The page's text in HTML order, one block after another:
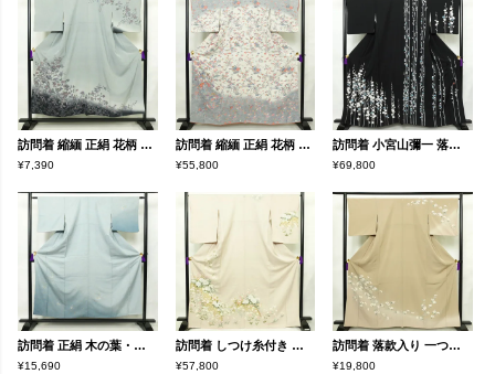
訪問着 縮緬 正絹 花柄 袷仕立て 身丈151.5cm 裄丈65cm 箔 金彩 フォーマル 着物 青・紺
¥7,390
訪問着 縮緬 正絹 花柄 袷仕立て 身丈161cm 裄丈66.5cm フォーマル 着物 多色使い
¥55,800
訪問着 小宮山彌一 落款入り 縮緬 正絹 花柄 袷仕立て 身丈160.5cm 裄丈69.5cm リサイクル着物 着物 卒業式 ゆったりサイズ パーティー フォーマル 黒
¥69,800
訪問着 正絹 木の葉・植物柄 袷仕立て 身丈154.5cm 裄丈63cm 箔 金彩 フォーマル 着物 青・紺
¥15,690
訪問着 しつけ糸付き 一つ紋付き 正絹 花柄 袷仕立て 身丈168.5cm 裄丈66.5cm 箔 フォーマル 着物 入学式 卒業式 結婚式 ピンク
¥57,800
訪問着 落款入り 一つ紋付き 正絹 花柄 袷仕立て 身丈162.5cm 裄丈66cm リサイクル着物 着物 共八掛 入学式 卒業式 七五三 お宮参り フォーマル 上品 ベージュ
¥19,800